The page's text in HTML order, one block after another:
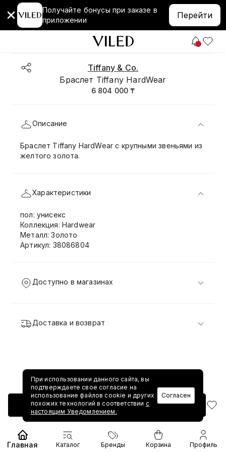
Получайте бонусы при заказе в
приложении
Перейти
Tiffany & Co.
Браслет Tiffany HardWear
6 804 000 ₸
Добавить в корзину
Описание
Браслет Tiffany HardWear с крупными звеньями из
желтого золота.
Характеристики
пол: унисекс
Коллекция: Hardwear
Металл: Золото
Артикул: 38086804
Доступно в магазинах
Доставка и возврат
При использовании данного сайта, вы
подтверждаете свое согласие на
использование файлов cookie и других
похожих технологий в соответствии с
настоящим Уведомлением.
Согласен
Главная Каталог Бренды Корзина Профиль